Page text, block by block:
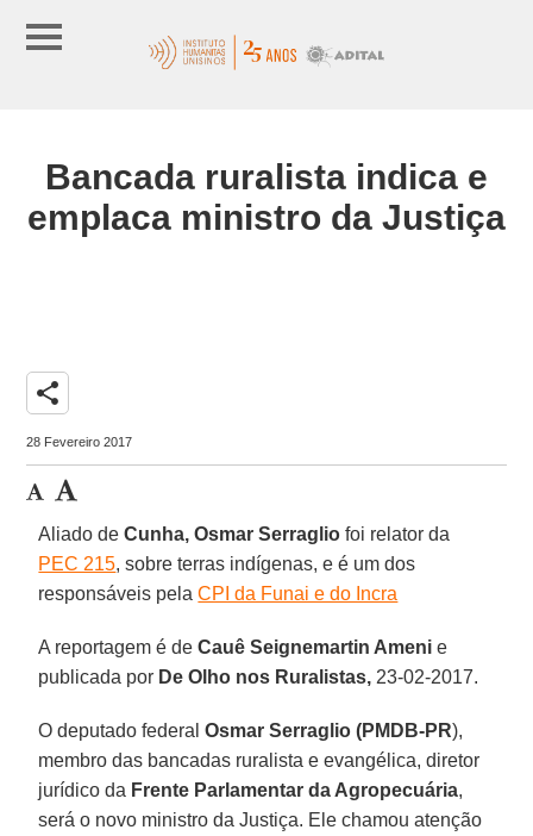
Bancada ruralista indica e
emplaca ministro da Justiça
share
28 Fevereiro 2017
Aliado deCunha, Osmar Serraglio foi relator da
PEC 215, sobre terras indígenas, e é um dos
responsáveis pelaCPI da Funai e do Incra
A reportagem é deCauê Seignemartin Ameni e
publicada por De Olho nos Ruralistas, 23-02-2017.
O deputado federalOsmar Serraglio (PMDB-PR),
membro das bancadas ruralista e evangélica, diretor
jurídico da Frente Parlamentar da Agropecuária,
será o novo ministro da Justiça. Ele chamou atenção